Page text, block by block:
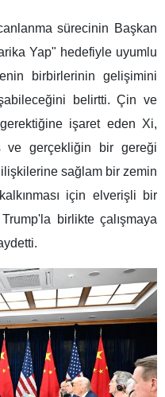
sürecinin Başkan
Yap" hedefiyle uyumlu
birbirlerinin gelişimini
belirtti. Çin ve
işaret eden Xi,
ve gerçekliğin bir gereği
sağlam bir zemin
için elverişli bir
birlikte çalışmaya